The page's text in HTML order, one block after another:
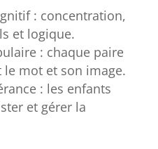
: concentration,
et logique.
: chaque paire
mot et son image.
: les enfants
et gérer la